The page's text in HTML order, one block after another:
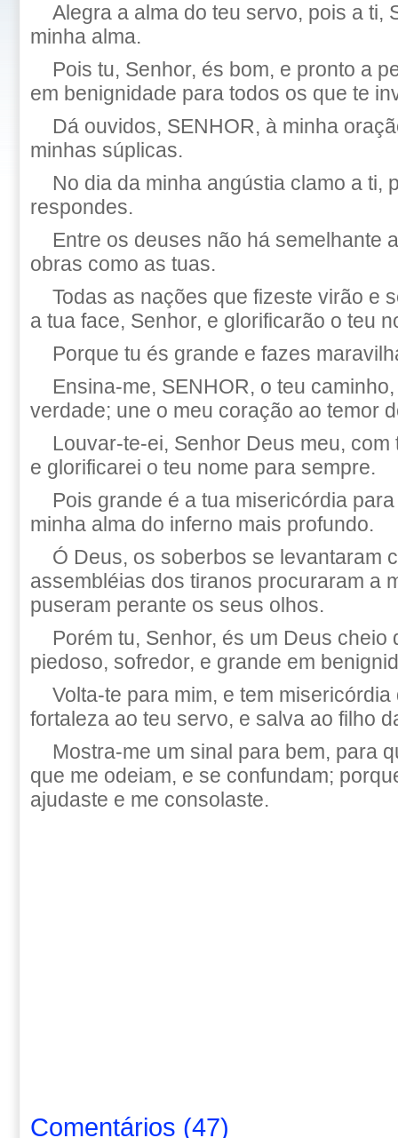
Alegra a alma do teu servo, pois a ti,
minha alma.
Pois tu, Senhor, és bom, e pronto a
em benignidade para todos os que te
Dá ouvidos, SENHOR, à minha
minhas súplicas.
No dia da minha angústia clamo a ti,
respondes.
Entre os deuses não há semelhante
obras como as tuas.
Todas as nações que fizeste virão e
a tua face, Senhor, e glorificarão o teu
Porque tu és grande e fazes
Ensina-me, SENHOR, o teu
verdade; une o meu coração ao temor
Louvar-te-ei, Senhor Deus meu,
e glorificarei o teu nome para sempre.
Pois grande é a tua misericórdia
minha alma do inferno mais profundo.
Ó Deus, os soberbos se levantaram
assembléias dos tiranos procuraram a
puseram perante os seus olhos.
Porém tu, Senhor, és um Deus cheio
piedoso, sofredor, e grande em
Volta-te para mim, e tem misericórdia
fortaleza ao teu servo, e salva ao filho
Mostra-me um sinal para bem, para
que me odeiam, e se confundam;
ajudaste e me consolaste.
Comentários (47)